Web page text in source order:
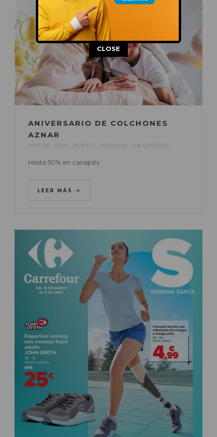
ANIVERSARIO DE COLCHONES
AZNAR
MAR 26, 2024 POR C.C. AUGUSTA EN OFERTAS
Hasta 50% en canapés
LEER MÁS
This popup will close in:14
CLOSE